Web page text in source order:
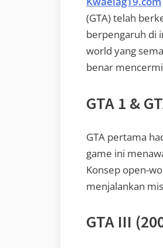
(GTA) telah
berpengaruh di
world yang
benar
GTA 1 &
GTA pertama
game ini
Konsep open-
menjalankan
GTA III